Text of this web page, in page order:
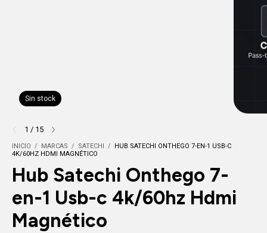
Sin stock
1 / 15
INICIO / MARCAS / SATECHI /
HUB SATECHI ONTHEGO 7-EN-1 USB-C
4K/60HZ HDMI MAGNÉTICO
Hub Satechi Onthego 7-
en-1 Usb-c 4k/60hz Hdmi
Magnético